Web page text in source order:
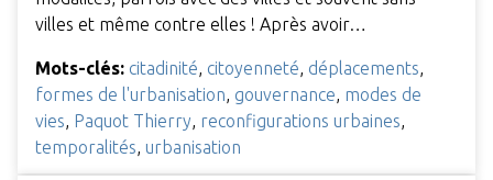
villes et même contre elles ! Après avoir…
Mots-clés: citadinité citoyenneté déplacements
formes de l'urbanisation gouvernance modes de
vies Paquot Thierry reconfigurations urbaines
temporalités urbanisation